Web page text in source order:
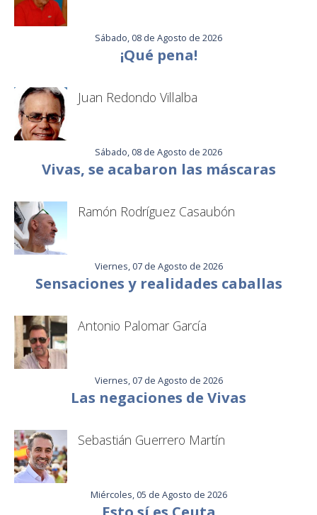
Sábado, 08 de Agosto de 2026
¡Qué pena!
Juan Redondo Villalba
Sábado, 08 de Agosto de 2026
Vivas, se acabaron las máscaras
Ramón Rodríguez Casaubón
Viernes, 07 de Agosto de 2026
Sensaciones y realidades caballas
Antonio Palomar García
Viernes, 07 de Agosto de 2026
Las negaciones de Vivas
Sebastián Guerrero Martín
Miércoles, 05 de Agosto de 2026